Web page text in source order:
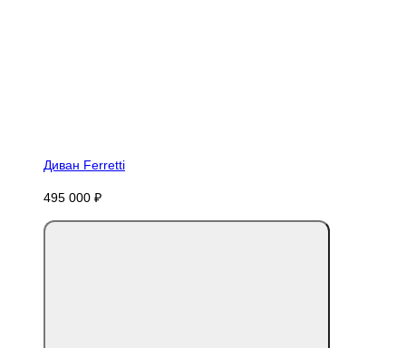
Диван Ferretti
495 000 ₽